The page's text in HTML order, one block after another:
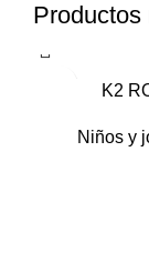
Productos
K2
Niños y